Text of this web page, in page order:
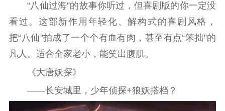
精神文明
文明创建 文明实践
文明培育
先进典型
思想政治教育 爱国主义教育
全民国防教育
“八仙过海”的故事你听过，但喜剧版的你一定没
看过。这部新作用年轻化、解构式的喜剧风格，
把“八仙”拍成了一个个有血有肉，甚至有点“笨拙”的
凡人。适合全家老小，能笑出腹肌。
《大唐妖探》
——长安城里，少年侦探+狼妖搭档？